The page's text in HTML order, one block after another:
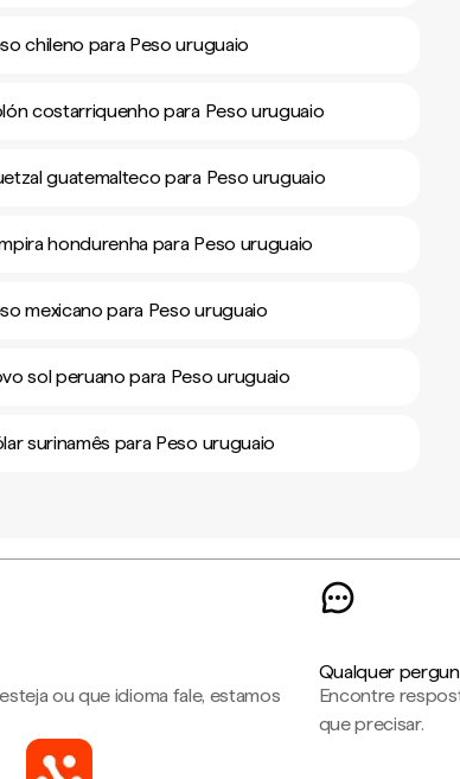
chileno para Peso uruguaio
costarriquenho para Peso uruguaio
guatemalteco para Peso uruguaio
hondurenha para Peso uruguaio
mexicano para Peso uruguaio
sol peruano para Peso uruguaio
surinamês para Peso uruguaio
ou que idioma fale, estamos
Qualquer
Encontre
que precisar.